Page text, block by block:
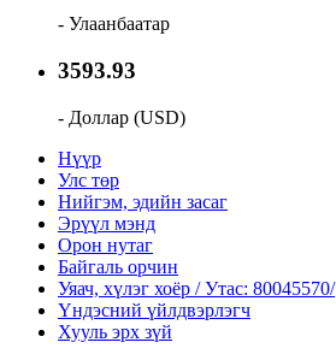
- Улаанбаатар
3593.93
- Доллар (USD)
Нүүр
Улс төр
Нийгэм, эдийн засаг
Эрүүл мэнд
Орон нутаг
Байгаль орчин
Уяач, хүлэг хоёр / Утас: 80045570/
Үндэсний үйлдвэрлэгч
Хууль эрх зүй